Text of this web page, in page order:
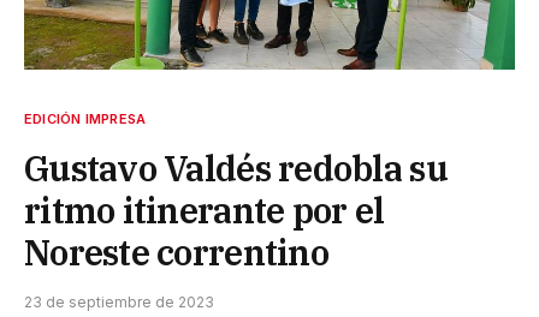
EDICIÓN IMPRESA
Gustavo Valdés redobla su
ritmo itinerante por el
Noreste correntino
23 de septiembre de 2023